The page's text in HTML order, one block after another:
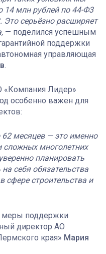
млн рублей по 44-Ф3
серьёзно расширяет
— поделился успешным
поддержки
управляющая
.
«Компания Лидер»
особенно важен для
месяцев — это именно
сложных многолетних
планировать
себя обязательства
строительства и
меры поддержки
директор АО
края» Мария